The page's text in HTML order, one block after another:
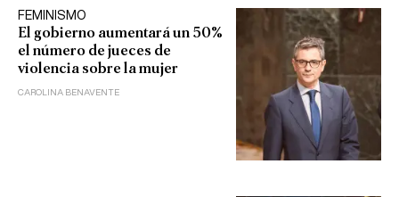
FEMINISMO
El gobierno aumentará un 50%
el número de jueces de
violencia sobre la mujer
CAROLINA BENAVENTE